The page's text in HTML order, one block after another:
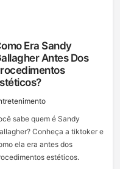
Era Sandy
Antes Dos
sabe quem é Sandy
Conheça a tiktoker e
ela era antes dos
estéticos.